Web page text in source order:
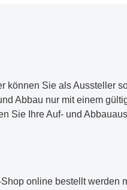
können Sie als Aussteller
Abbau nur mit einem
Sie Ihre Auf- und
online bestellt werden